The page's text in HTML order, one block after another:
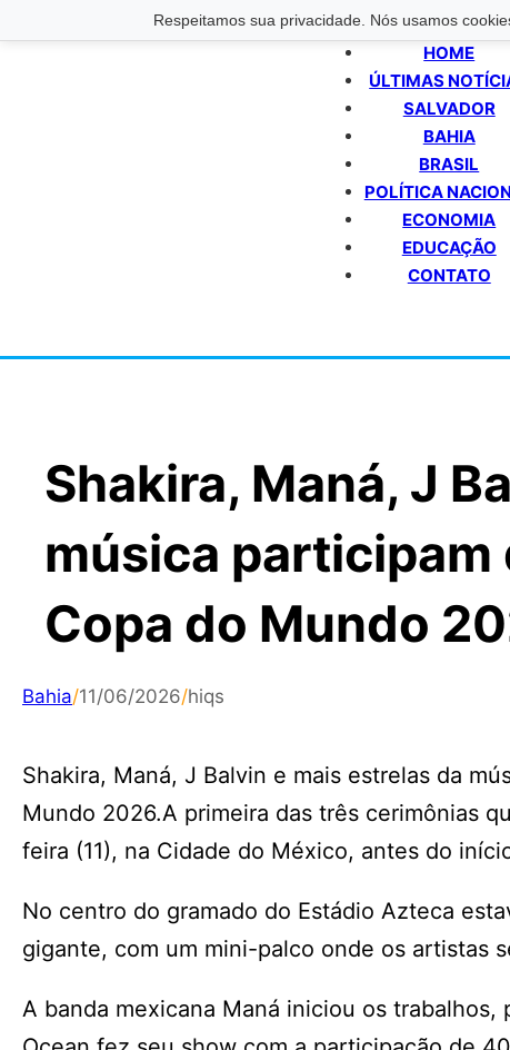
Respeitamos sua privacidade. Nós usamos
HOME
ÚLTIMAS
SALVADOR
BAHIA
BRASIL
POLÍTICA
ECONOMIA
EDUCAÇÃO
CONTATO
Shakira, Maná, J
música participam
Copa do Mundo
Bahia/11/06/2026/hiqs
Shakira, Maná, J Balvin e mais estrelas da
Mundo 2026.A primeira das três cerimônias
feira (11), na Cidade do México, antes do
No centro do gramado do Estádio Azteca
gigante, com um mini-palco onde os artistas
A banda mexicana Maná iniciou os